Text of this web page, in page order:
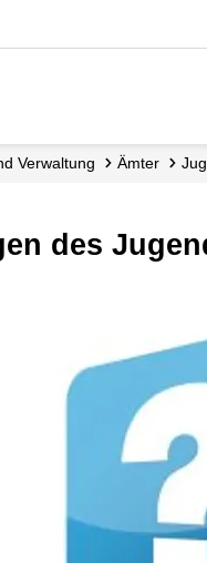
Verwaltung Ämter
des